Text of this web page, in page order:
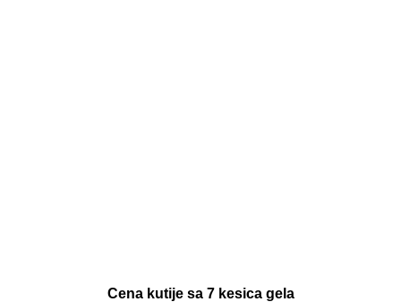
Cena kutije sa 7 kesica gela